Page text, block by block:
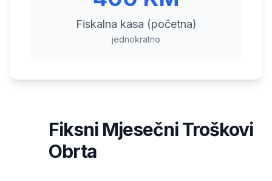
Fiskalna kasa (početna)
jednokratno
Fiksni Mjesečni Troškovi
Obrta